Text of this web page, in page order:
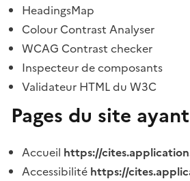
HeadingsMap
Colour Contrast Analyser
WCAG Contrast checker
Inspecteur de composants
Validateur HTML du W3C
Pages du site
Accueil https://
Accessibilité https://